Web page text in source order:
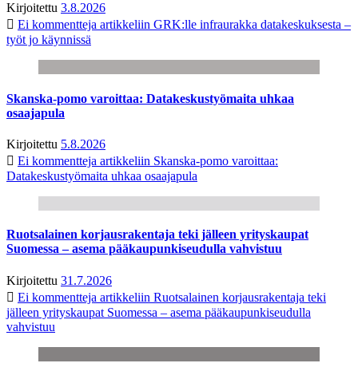
Kirjoitettu 3.8.2026
Ei kommentteja artikkeliin GRK:lle infraurakka datakeskuksesta –
työt jo käynnissä
Skanska-pomo varoittaa: Datakeskustyömaita uhkaa
osaajapula
Kirjoitettu 5.8.2026
Ei kommentteja artikkeliin Skanska-pomo varoittaa:
Datakeskustyömaita uhkaa osaajapula
Ruotsalainen korjausrakentaja teki jälleen yrityskaupat
Suomessa – asema pääkaupunkiseudulla vahvistuu
Kirjoitettu 31.7.2026
Ei kommentteja artikkeliin Ruotsalainen korjausrakentaja teki
jälleen yrityskaupat Suomessa – asema pääkaupunkiseudulla
vahvistuu